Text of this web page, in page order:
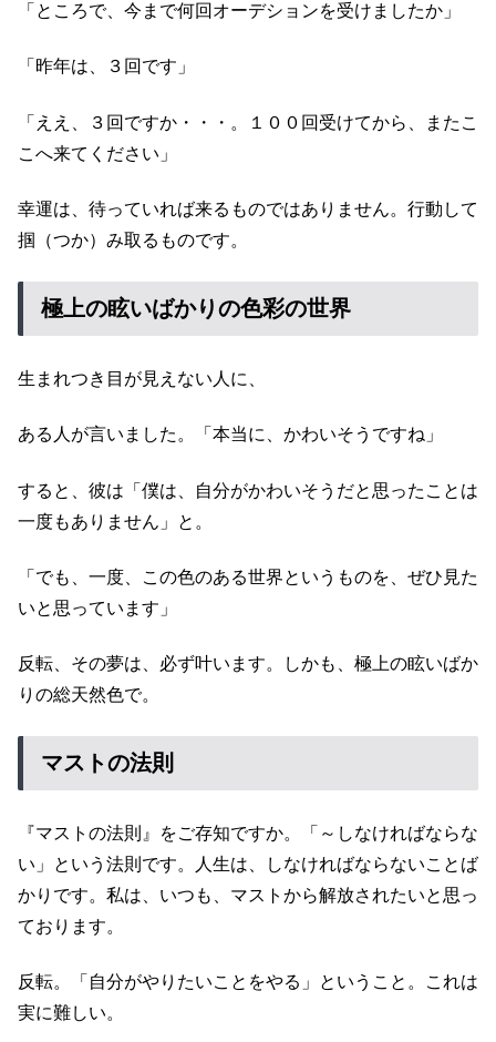
「ところで、今まで何回オーデションを受けましたか」
「昨年は、３回です」
「ええ、３回ですか・・・。１００回受けてから、またこ
こへ来てください」
幸運は、待っていれば来るものではありません。行動して
掴（つか）み取るものです。
極上の眩いばかりの色彩の世界
生まれつき目が見えない人に、
ある人が言いました。「本当に、かわいそうですね」
すると、彼は「僕は、自分がかわいそうだと思ったことは
一度もありません」と。
「でも、一度、この色のある世界というものを、ぜひ見た
いと思っています」
反転、その夢は、必ず叶います。しかも、極上の眩いばか
りの総天然色で。
マストの法則
『マストの法則』をご存知ですか。「～しなければならな
い」という法則です。人生は、しなければならないことば
かりです。私は、いつも、マストから解放されたいと思っ
ております。
反転。「自分がやりたいことをやる」ということ。これは
実に難しい。